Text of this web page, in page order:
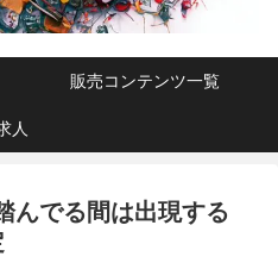
販売コンテンツ一覧
人
んでる間は出現する